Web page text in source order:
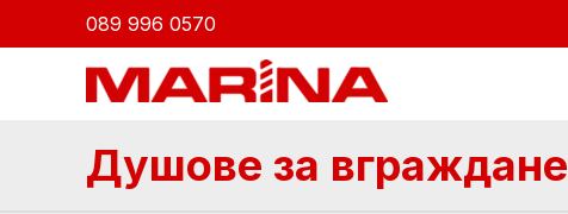
089 996 0570
Душове за вграждане